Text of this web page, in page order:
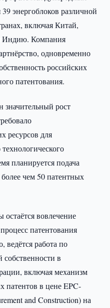
энергоблоков различной
включая Китай,
Индию. Компания
одновременно
российских
патентования.
значительный рост
ресурсов для
планируется подача
чем 50 патентных
вовлечение
патентования
работа по
собственности в
включая механизм
патентов в цене EPC-
and Construction) на